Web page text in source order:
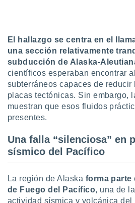
aceptar
de
sitio
En
de que
sean
el sitio
se
ni para
o
El hallazgo se centra en el
una sección relativamente
subducción de Alaska-
científicos esperaban encontrar
subterráneos capaces de reducir
placas tectónicas. Sin embargo,
muestran que esos fluidos
presentes.
Una falla “silenciosa” en
sísmico del Pacífico
La región de Alaska forma
de Fuego del Pacífico, una de
actividad sísmica y volcánica del